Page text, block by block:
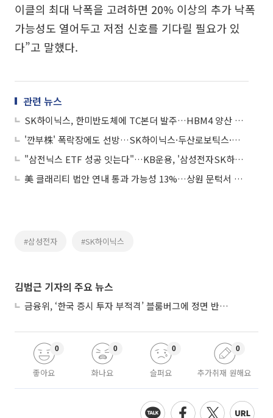
이클의 최대 낙폭을 고려하면 20% 이상의 추가 낙폭
가능성도 열어두고 저점 신호를 기다릴 필요가 있
다”고 말했다.
관련 뉴스
SK하이닉스, 한미반도체에 TC본더 발주…HBM4 양산 확대 속도
'깐부株' 폭락장에도 선방…SK하이닉스·두산로보틱스·네이버는 낙폭 방어
"삼전닉스 ETF 성공 잇는다"…KB운용, '삼성전자SK하이닉스50 펀드' 출시
美 클래리티 법안 연내 통과 가능성 13%…상원 문턱서 제동
#삼성전자 #SK하이닉스
김범근 기자의 주요 뉴스
금융위, ‘한국 증시 투자 부적격’ 블룸버그에 정면 반박…“근거 불분명”
좋아요
0
화나요
0
슬퍼요
0
추가취재 원해요
0